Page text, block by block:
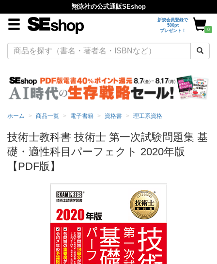
翔泳社の公式通販SEshop
新規会員登録で
500pt
プレゼント！
0
ホーム 商品一覧 電子書籍 資格書 理工系資格
技術士教科書 技術士 第一次試験問題集 基
礎・適性科目パーフェクト 2020年版
【PDF版】